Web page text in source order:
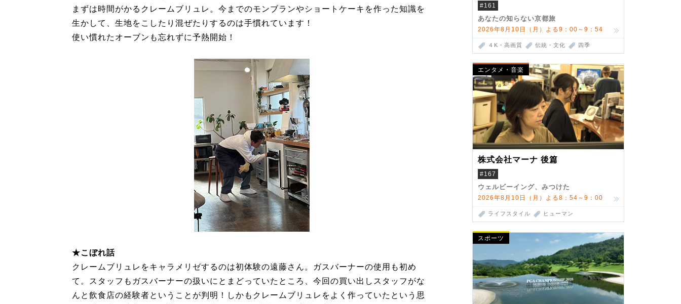
#161
あなたの知らない京都旅
2026年8月10日（月）よる9：00～9：54
４K・高画質 伝統・文化 四季
エンタメ・音楽
株式会社マーナ 後篇
#167
ウェルビーイング、みつけた
2026年8月10日（月）よる8：54～9：00
ライフスタイル ヒューマン
スポーツ
まずは時間がかるクレームブリュレ。今までのモンブランやショートケーキを作った知識を
生かして、生地をこしたり混ぜたりするのは手慣れています！
使い慣れたオーブンも忘れずに予熱開始！
★こぼれ話
クレームブリュレをキャラメリゼするのは初体験の遠藤さん。ガスバーナーの使用も初め
て。スタッフもガスバーナーの扱いにとまどっていたところ、今回の買い出しスタッフがな
んと飲食店の経験者ということが判明！しかもクレームブリュレをよく作っていたという思